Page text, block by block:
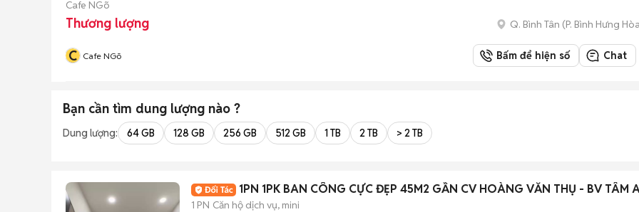
Cafe NGõ
Thương lượng Q. Bình Tân (P. Bình Hưng
C Cafe NGõ Bấm để hiện số Chat
Bạn cần tìm dung lượng nào ?
Dung lượng: 64 GB 128 GB 256 GB 512 GB 1 TB 2 TB > 2 TB
1PN 1PK BAN CÔNG CỰC ĐẸP 45M2 GẦN CV HOÀNG VĂN THỤ - BV TÂM
1 PN Căn hộ dịch vụ, mini